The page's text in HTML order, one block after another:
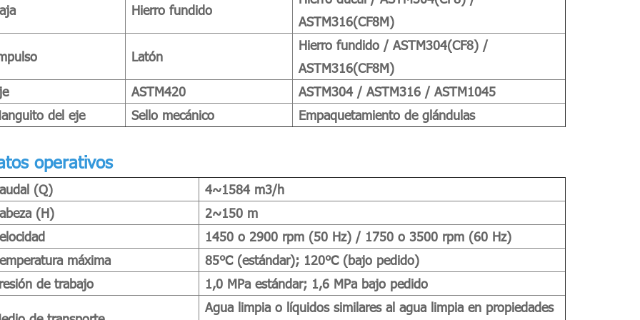
Hierro fundido
ASTM316(CF8M)
Latón
Hierro fundido / ASTM304(CF8) /
ASTM316(CF8M)
ASTM420
ASTM304 / ASTM316 / ASTM1045
del eje
Sello mecánico Empaquetamiento de glándulas
operativos
(Q)
4~1584 m3/h
(H)
2~150 m
1450 o 2900 rpm (50 Hz) / 1750 o 3500 rpm (60 Hz)
máxima
85℃ (estándar); 120℃ (bajo pedido)
de trabajo
1,0 MPa estándar; 1,6 MPa bajo pedido
Agua limpia o líquidos similares al agua limpia en propiedades